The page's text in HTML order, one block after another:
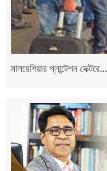
মালয়েশিয়ার প্লান্টেশন সেক্টরে...